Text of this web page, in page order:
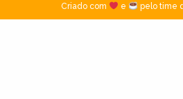
Criado com
e pelo time